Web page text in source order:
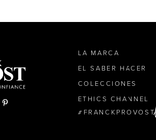
LA MARCA
EL SABER HACER
COLECCIONES
ETHICS CHANNEL
FRANCKPROVOST